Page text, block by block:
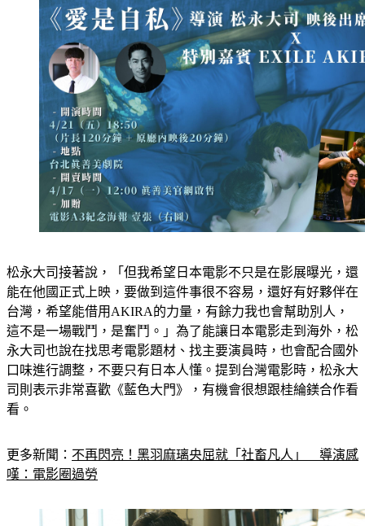
松永大司接著說，「但我希望日本電影不只是在影展曝光，還
能在他國正式上映，要做到這件事很不容易，還好有好夥伴在
台灣，希望能借用AKIRA的力量，有餘力我也會幫助別人，
這不是一場戰鬥，是奮鬥。」為了能讓日本電影走到海外，松
永大司也說在找思考電影題材、找主要演員時，也會配合國外
口味進行調整，不要只有日本人懂。提到台灣電影時，松永大
司則表示非常喜歡《藍色大門》，有機會很想跟桂綸鎂合作看
看。
更多新聞： 不再閃亮！黑羽麻璃央屈就「社畜凡人」　導演感
嘆：電影圈過勞